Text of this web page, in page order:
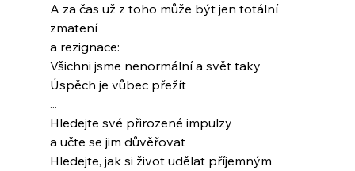
A za čas už z toho může být jen totální
zmatení
a rezignace:
Všichni jsme nenormální a svět taky
Úspěch je vůbec přežít
...
Hledejte své přirozené impulzy
a učte se jim důvěřovat
Hledejte, jak si život udělat příjemným